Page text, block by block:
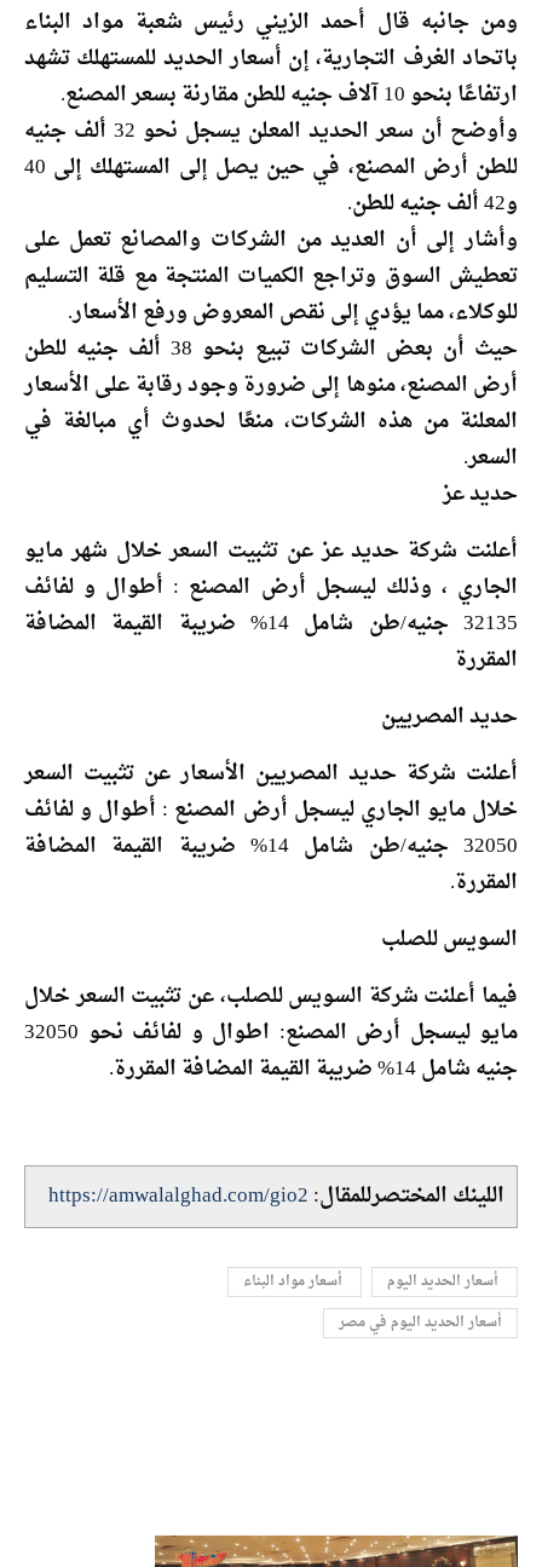
ومن جانبه قال أحمد الزيني رئيس شعبة مواد البناء
باتحاد الغرف التجارية، إن أسعار الحديد للمستهلك تشهد
ارتفاعًا بنحو 10 آلاف جنيه للطن مقارنة بسعر المصنع.
وأوضح أن سعر الحديد المعلن يسجل نحو 32 ألف جنيه
للطن أرض المصنع، في حين يصل إلى المستهلك إلى 40
و42 ألف جنيه للطن.
وأشار إلى أن العديد من الشركات والمصانع تعمل على
تعطيش السوق وتراجع الكميات المنتجة مع قلة التسليم
للوكلاء، مما يؤدي إلى نقص المعروض ورفع الأسعار.
حيث أن بعض الشركات تبيع بنحو 38 ألف جنيه للطن
أرض المصنع، منوها إلى ضرورة وجود رقابة على الأسعار
المعلنة من هذه الشركات، منعًا لحدوث أي مبالغة في
السعر.
حديد عز
أعلنت شركة حديد عز عن تثبيت السعر خلال شهر مايو
الجاري ، وذلك ليسجل أرض المصنع : أطوال و لفائف
32135 جنيه/طن شامل 14% ضريبة القيمة المضافة
المقررة
حديد المصريين
أعلنت شركة حديد المصريين الأسعار عن تثبيت السعر
خلال مايو الجاري ليسجل أرض المصنع : أطوال و لفائف
32050 جنيه/طن شامل 14% ضريبة القيمة المضافة
المقررة.
السويس للصلب
فيما أعلنت شركة السويس للصلب، عن تثبيت السعر خلال
مايو ليسجل أرض المصنع: اطوال و لفائف نحو 32050
جنيه شامل 14% ضريبة القيمة المضافة المقررة.
اللينك المختصرللمقال:https://amwalalghad.com/gio2
أسعار الحديد اليوم في مصر